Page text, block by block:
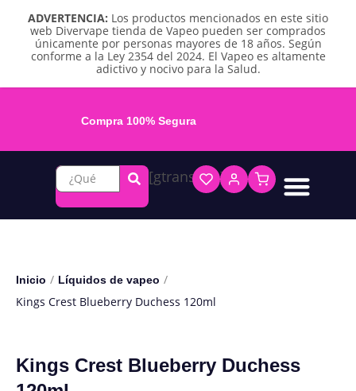
ADVERTENCIA: Los productos mencionados en este sitio
web Divervape tienda de Vapeo pueden ser comprados
únicamente por personas mayores de 18 años. Según
conforme a la Ley 2354 del 2024. El Vapeo es altamente
adictivo y nocivo para la Salud.
Compra 100% Segura
[gtranslate]
Inicio / Líquidos de vapeo /
Kings Crest Blueberry Duchess 120ml
Kings Crest Blueberry Duchess